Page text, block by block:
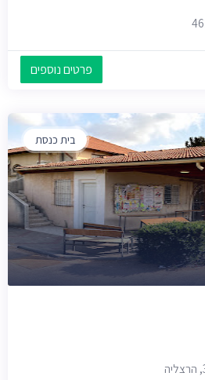
פרטים נוספים
בית כנסת